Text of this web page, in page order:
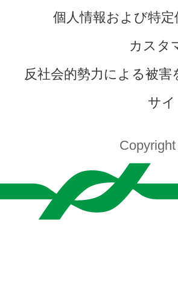
個人情報および特
カスタ
反社会的勢力による被
サ